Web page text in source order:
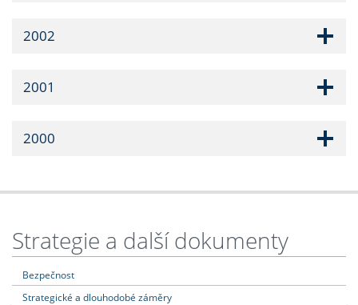
2002
2001
2000
Strategie a další dokumenty
Bezpečnost
Strategické a dlouhodobé záměry